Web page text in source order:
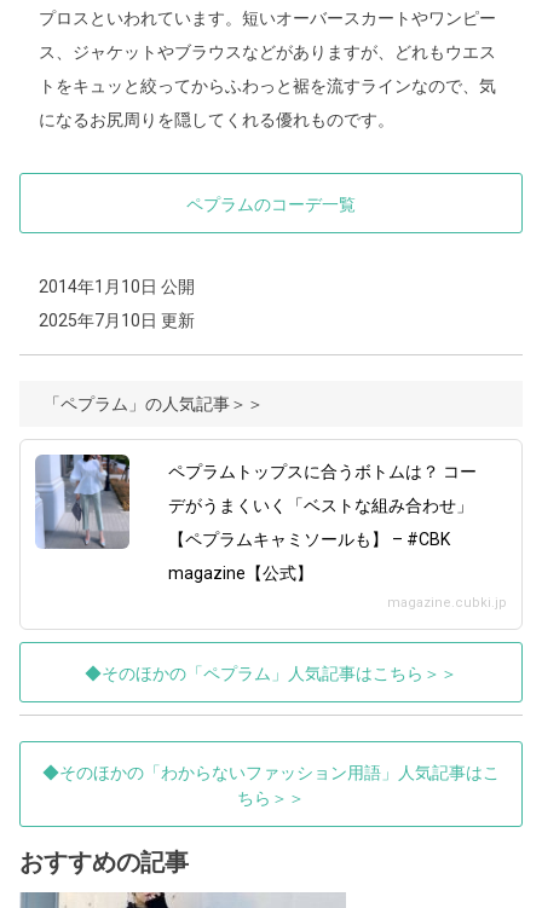
プロスといわれています。短いオーバースカートやワンピー
ス、ジャケットやブラウスなどがありますが、どれもウエス
トをキュッと絞ってからふわっと裾を流すラインなので、気
になるお尻周りを隠してくれる優れものです。
ペプラムのコーデ一覧
2014年1月10日 公開
2025年7月10日 更新
「ペプラム」の人気記事＞＞
ペプラムトップスに合うボトムは？ コー
デがうまくいく「ベストな組み合わせ」
【ペプラムキャミソールも】 – #CBK
magazine【公式】
magazine.cubki.jp
◆そのほかの「ペプラム」人気記事はこちら＞＞
◆そのほかの「わからないファッション用語」人気記事はこ
ちら＞＞
おすすめの記事